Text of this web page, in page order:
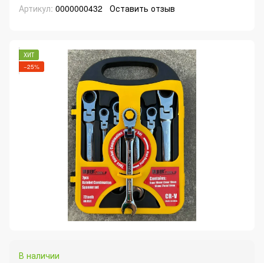
Артикул: 0000000432 Оставить отзыв
ХИТ
−25%
В наличии